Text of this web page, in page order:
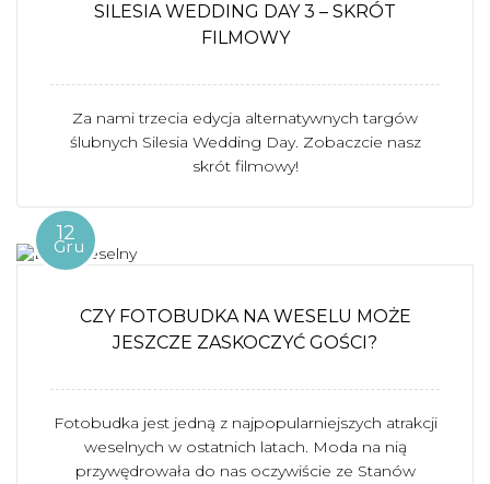
SILESIA WEDDING DAY 3 – SKRÓT
FILMOWY
Za nami trzecia edycja alternatywnych targów
ślubnych Silesia Wedding Day. Zobaczcie nasz
skrót filmowy!
12
Gru
CZY FOTOBUDKA NA WESELU MOŻE
JESZCZE ZASKOCZYĆ GOŚCI?
Fotobudka jest jedną z najpopularniejszych atrakcji
weselnych w ostatnich latach. Moda na nią
przywędrowała do nas oczywiście ze Stanów